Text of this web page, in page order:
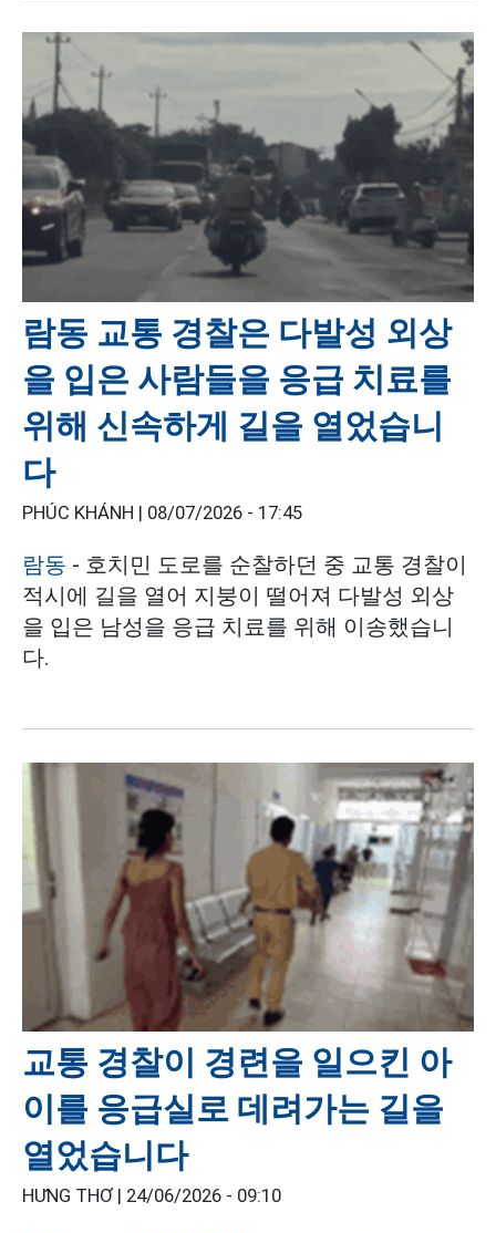
람동 교통 경찰은 다발성 외상
을 입은 사람들을 응급 치료를
위해 신속하게 길을 열었습니
다
PHÚC KHÁNH | 08/07/2026 - 17:45
람동 - 호치민 도로를 순찰하던 중 교통 경찰이
적시에 길을 열어 지붕이 떨어져 다발성 외상
을 입은 남성을 응급 치료를 위해 이송했습니
다.
교통 경찰이 경련을 일으킨 아
이를 응급실로 데려가는 길을
열었습니다
HƯNG THƠ | 24/06/2026 - 09:10